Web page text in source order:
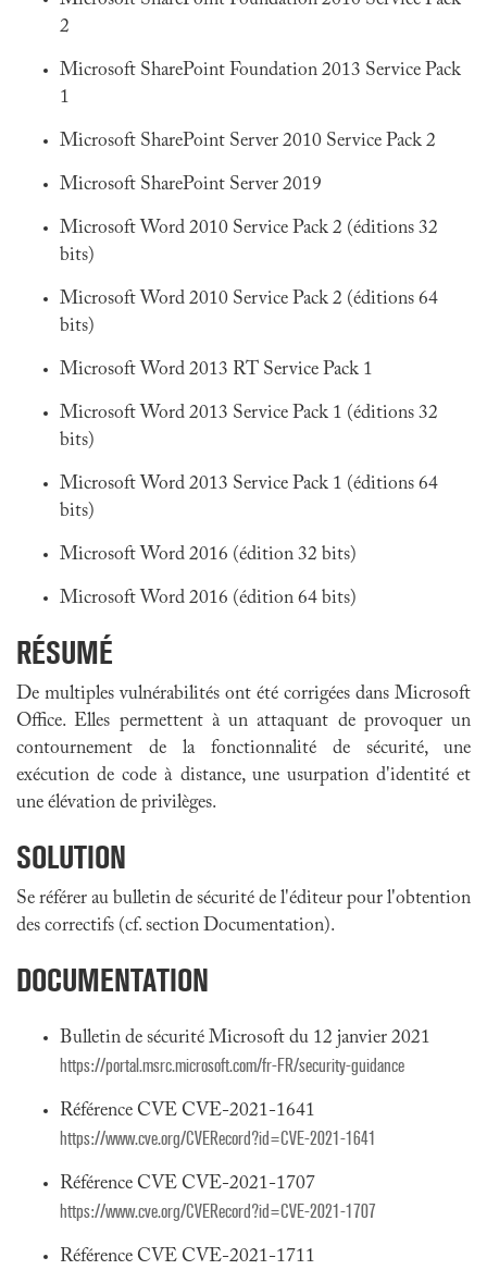
2
Microsoft SharePoint Foundation 2013 Service Pack
1
Microsoft SharePoint Server 2010 Service Pack 2
Microsoft SharePoint Server 2019
Microsoft Word 2010 Service Pack 2 (éditions 32
bits)
Microsoft Word 2010 Service Pack 2 (éditions 64
bits)
Microsoft Word 2013 RT Service Pack 1
Microsoft Word 2013 Service Pack 1 (éditions 32
bits)
Microsoft Word 2013 Service Pack 1 (éditions 64
bits)
Microsoft Word 2016 (édition 32 bits)
Microsoft Word 2016 (édition 64 bits)
RÉSUMÉ
De multiples vulnérabilités ont été corrigées dans Microsoft
Office. Elles permettent à un attaquant de provoquer un
contournement de la fonctionnalité de sécurité, une
exécution de code à distance, une usurpation d'identité et
une élévation de privilèges.
SOLUTION
Se référer au bulletin de sécurité de l'éditeur pour l'obtention
des correctifs (cf. section Documentation).
DOCUMENTATION
Bulletin de sécurité Microsoft du 12 janvier 2021
https://portal.msrc.microsoft.com/fr-FR/security-guidance
Référence CVE CVE-2021-1641
https://www.cve.org/CVERecord?id=CVE-2021-1641
Référence CVE CVE-2021-1707
https://www.cve.org/CVERecord?id=CVE-2021-1707
Référence CVE CVE-2021-1711